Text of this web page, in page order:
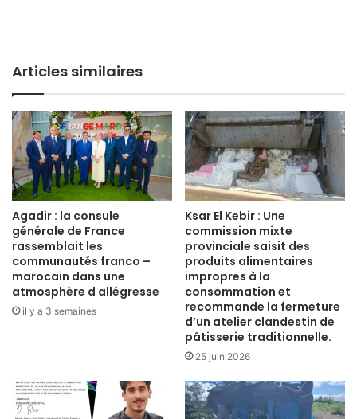
Articles similaires
Agadir : la consule
générale de France
rassemblait les
communautés franco –
marocain dans une
atmosphère d allégresse
il y a 3 semaines
Ksar El Kebir : Une
commission mixte
provinciale saisit des
produits alimentaires
impropres à la
consommation et
recommande la fermeture
d’un atelier clandestin de
pâtisserie traditionnelle.
25 juin 2026